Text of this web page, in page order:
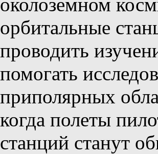
орбитальные
проводить
помогать
приполярных
когда полеты
станций станут